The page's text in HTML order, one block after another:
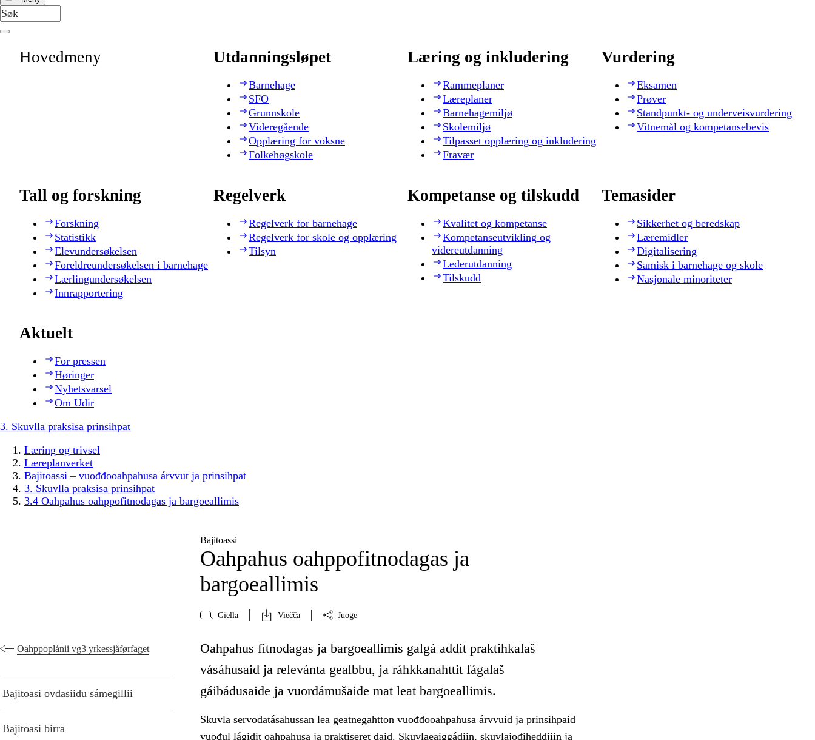
Hovedmeny Utdanningsløpet
Barnehage
SFO
Grunnskole
Videregående
Opplæring for voksne
Folkehøgskole
Læring og inkludering
Rammeplaner
Læreplaner
Barnehagemiljø
Skolemiljø
Tilpasset opplæring og inkludering
Fravær
Vurdering
Eksamen
Prøver
Standpunkt- og underveisvurdering
Vitnemål og kompetansebevis
Tall og forskning
Forskning
Statistikk
Elevundersøkelsen
Foreldreundersøkelsen i barnehage
Lærlingundersøkelsen
Innrapportering
Regelverk
Regelverk for barnehage
Regelverk for skole og opplæring
Tilsyn
Kompetanse og tilskudd
Kvalitet og kompetanse
Kompetanseutvikling og
videreutdanning
Lederutdanning
Tilskudd
Temasider
Sikkerhet og beredskap
Læremidler
Digitalisering
Samisk i barnehage og skole
Nasjonale minoriteter
Aktuelt
For pressen
Høringer
Nyhetsvarsel
Om Udir
3. Skuvlla praksisa prinsihpat
Læring og trivsel
Læreplanverket
Bajitoassi – vuođđooahpahusa árvvut ja prinsihpat
3. Skuvlla praksisa prinsihpat
3.4 Oahpahus oahppofitnodagas ja bargoeallimis
Bajitoassi
Oahpahus oahppofitnodagas ja
bargoeallimis
Giella Viečča Juoge
Oahppoplánii vg3 yrkessjåførfaget
Bajitoasi ovdasiidu sámegillii
Bajitoasi birra
Oahpahus fitnodagas ja bargoeallimis galgá addit praktihkalaš
vásáhusaid ja relevánta gealbbu, ja ráhkkanahttit fágalaš
gáibádusaide ja vuordámušaide mat leat bargoeallimis.
Skuvla servodatásahussan lea geatnegahtton vuođđooahpahusa árvvuid ja prinsihpaid
vuođul lágidit oahpahusa ja praktiseret daid. Skuvlaeaiggádiin, skuvlajođiheddjiin ja